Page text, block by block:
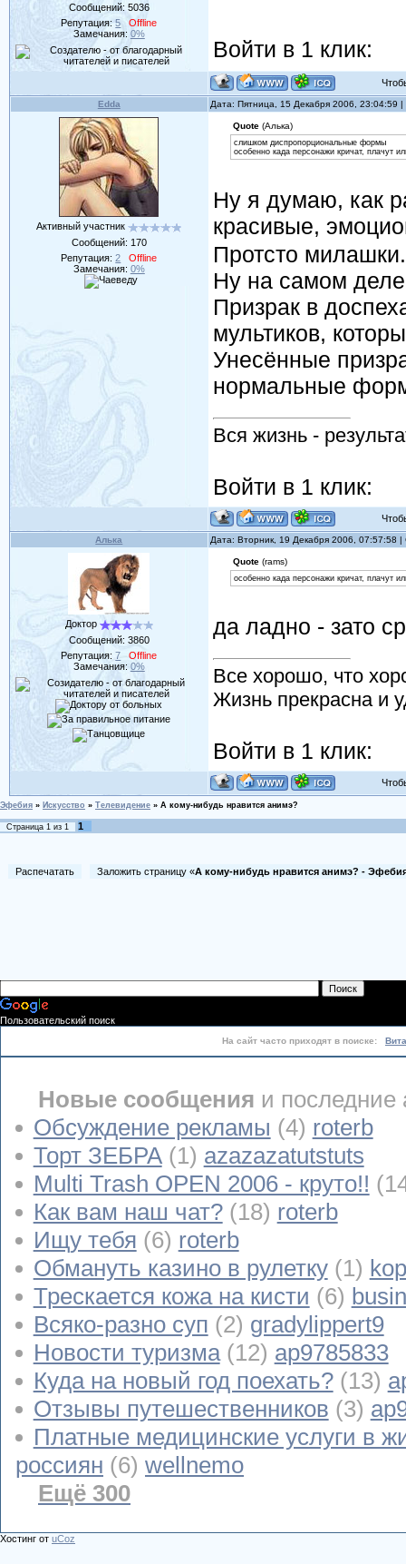
Сообщений: 5036
Репутация:5
Offline
Замечания: 0%
Войти в 1 клик:
Edda Дата: Пятница, 15 Декабря 2006, 23:04:59
Активный участник
Сообщений: 170
Репутация:2
Offline
Замечания: 0%
Quote(Алька)
слишком диспропорциональные формы
особенно када персонажи кричат, плачут
Ну я думаю, как
красивые,
Протсто
Ну на самом
Призрак в
мультиков,
Унесённые
нормальные
Вся жизнь -
Войти в 1 клик:
Алька Дата: Вторник, 19 Декабря 2006, 07:57:58
Доктор
Сообщений: 3860
Репутация:7
Offline
Замечания: 0%
Quote(rams)
особенно када персонажи кричат, плачут
да ладно - зато
Все хорошо, что
Жизнь прекрасна и
Войти в 1 клик:
Эфебия » Искусство » Телевидение » А кому-нибудь нравится анимэ?
Страница 1 из 1 1
Распечатать Заложить страницу «А кому-нибудь нравится анимэ? -
Пользовательский поиск
На сайт часто приходят в поиске:
Новые сообщения и последние
Обсуждение рекламы (4) roterb
Торт ЗЕБРА (1) azazazatutstuts
Multi Trash OPEN 2006 - круто!!
Как вам наш чат? (18) roterb
Ищу тебя (6) roterb
Обмануть казино в рулетку (1)
Трескается кожа на кисти (6)
Всяко-разно суп (2) gradylippert9
Новости туризма (12) ap9785833
Куда на новый год поехать? (13)
Отзывы путешественников (3)
Платные медицинские услуги в
россиян (6) wellnemo
Ещё 300
Хостинг от uCoz